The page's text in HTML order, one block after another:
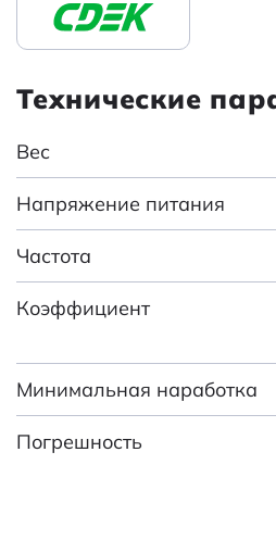
Технические
Вес
Напряжение питания
Частота
Коэффициент
Минимальная наработка
Погрешность